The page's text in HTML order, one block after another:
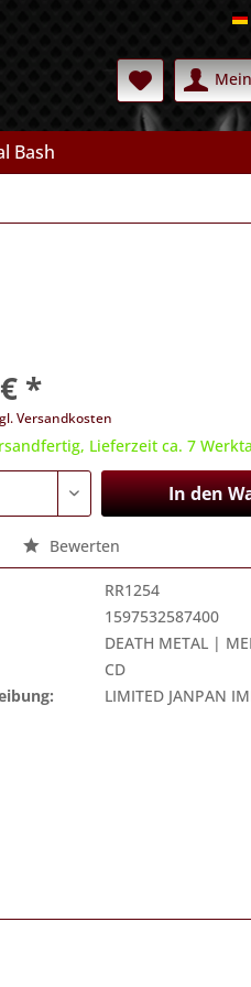
Bash
*
Versandkosten
Lieferzeit ca. 7
In den
Bewerten
RR1254
1597532587400
DEATH METAL |
CD
LIMITED JANPAN